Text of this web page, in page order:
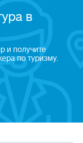
в
и получите
по туризму.